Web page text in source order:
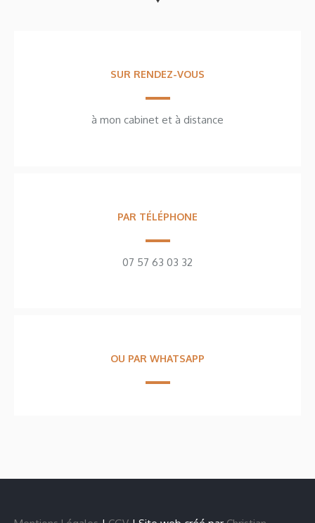
SUR RENDEZ-VOUS
à mon cabinet et à distance
PAR TÉLÉPHONE
07 57 63 03 32
OU PAR WHATSAPP